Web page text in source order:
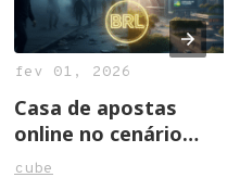
fev 01, 2026
Casa de apostas
online no cenário
atual do Brasil
cube